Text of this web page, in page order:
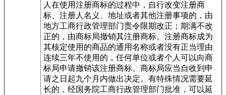
人在使用注册商标的过程中，自行改变注册商
标、注册人名义、地址或者其他注册事项的，由
地方工商行政管理部门责令限期改正；期满不改
正的，由商标局撤销其注册商标。注册商标成为
其核定使用的商品的通用名称或者没有正当理由
连续三年不使用的，任何单位或者个人可以向商
标局申请撤销该注册商标。商标局应当自收到申
请之日起九个月内做出决定。有特殊情况需要延
长的，经国务院工商行政管理部门批准，可以延